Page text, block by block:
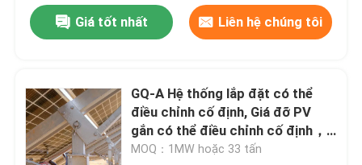
Giá tốt nhất Liên hệ chúng tôi
GQ-A Hệ thống lắp đặt có thể
điều chỉnh cố định, Giá đỡ PV
gắn có thể điều chỉnh cố định，
Tuổi thọ của hệ thống: >25 năm
MOQ：1MW hoặc 33 tấn